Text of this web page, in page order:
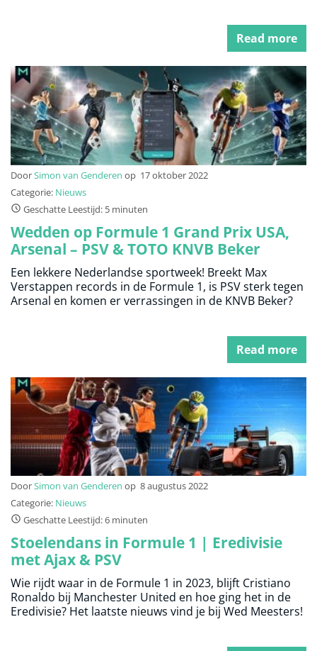
Read more
DoorSimon van Genderen op 17 oktober 2022
Categorie: Nieuws
Geschatte Leestijd: 5 minuten
Wedden op Formule 1 Grand Prix USA,
Arsenal – PSV & TOTO KNVB Beker
Een lekkere Nederlandse sportweek! Breekt Max
Verstappen records in de Formule 1, is PSV sterk tegen
Arsenal en komen er verrassingen in de KNVB Beker?
Read more
DoorSimon van Genderen op 8 augustus 2022
Categorie: Nieuws
Geschatte Leestijd: 6 minuten
Stoelendans in Formule 1 | Eredivisie
met Ajax & PSV
Wie rijdt waar in de Formule 1 in 2023, blijft Cristiano
Ronaldo bij Manchester United en hoe ging het in de
Eredivisie? Het laatste nieuws vind je bij Wed Meesters!